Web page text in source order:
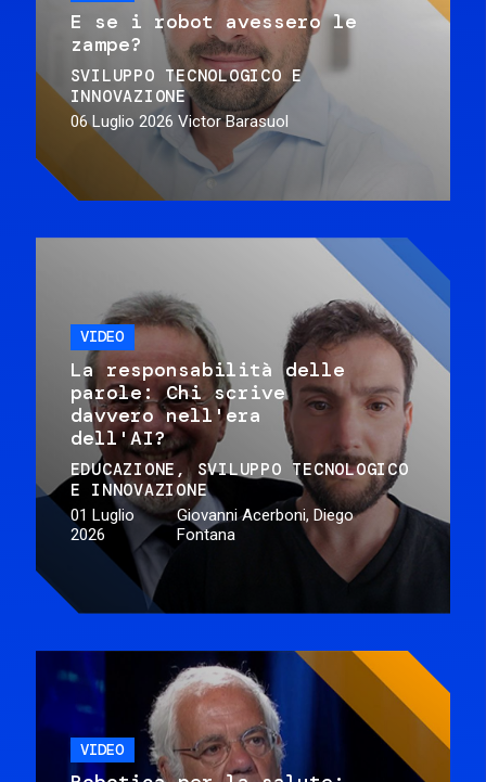
E se i robot avessero le
zampe?
SVILUPPO TECNOLOGICO E
INNOVAZIONE
06 Luglio 2026 Victor Barasuol
VIDEO
La responsabilità delle
parole: Chi scrive
davvero nell'era
dell'AI?
EDUCAZIONE
SVILUPPO TECNOLOGICO
E INNOVAZIONE
01 Luglio
2026
Giovanni Acerboni, Diego
Fontana
VIDEO